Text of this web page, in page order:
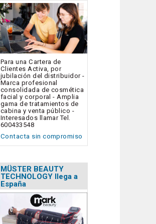
Para una Cartera de
Clientes Activa, por
jubilación del distribuidor -
Marca profesional
consolidada de cosmética
facial y corporal - Amplia
gama de tratamientos de
cabina y venta público -
Interesados llamar Tel.
600433548
Contacta sin compromiso
MÜSTER BEAUTY
TECHNOLOGY llega a
España